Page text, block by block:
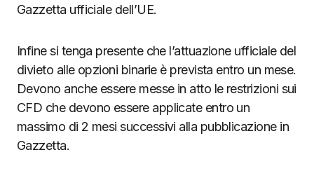
Gazzetta ufficiale dell’UE.
Infine si tenga presente che l’attuazione ufficiale del
divieto alle opzioni binarie è prevista entro un mese.
Devono anche essere messe in atto le restrizioni sui
CFD che devono essere applicate entro un
massimo di 2 mesi successivi alla pubblicazione in
Gazzetta.